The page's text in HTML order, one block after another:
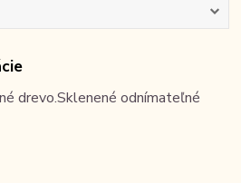
drevo.Sklenené odnímateľné